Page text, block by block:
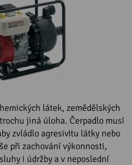
látek, zemědělských
jiná úloha. Čerpadlo musí
zvládlo agresivitu látky nebo
při zachování výkonnosti,
i údržby a v neposlední